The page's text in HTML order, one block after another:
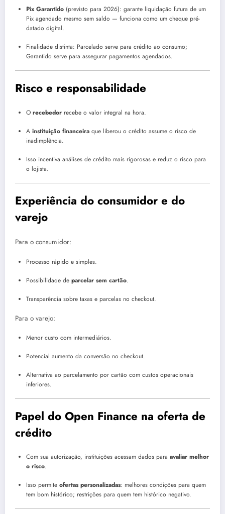
Pix Garantido (previsto para 2026): garante liquidação futura de um
Pix agendado mesmo sem saldo — funciona como um cheque pré-
datado digital.
Finalidade distinta: Parcelado serve para crédito ao consumo;
Garantido serve para assegurar pagamentos agendados.
Risco e responsabilidade
O recebedor recebe o valor integral na hora.
A instituição financeira que liberou o crédito assume o risco de
inadimplência.
Isso incentiva análises de crédito mais rigorosas e reduz o risco para
o lojista.
Experiência do consumidor e do
varejo
Para o consumidor:
Processo rápido e simples.
Possibilidade de parcelar sem cartão.
Transparência sobre taxas e parcelas no checkout.
Para o varejo:
Menor custo com intermediários.
Potencial aumento da conversão no checkout.
Alternativa ao parcelamento por cartão com custos operacionais
inferiores.
Papel do Open Finance na oferta de
crédito
Com sua autorização, instituições acessam dados para avaliar melhor
o risco.
Isso permite ofertas personalizadas: melhores condições para quem
tem bom histórico; restrições para quem tem histórico negativo.